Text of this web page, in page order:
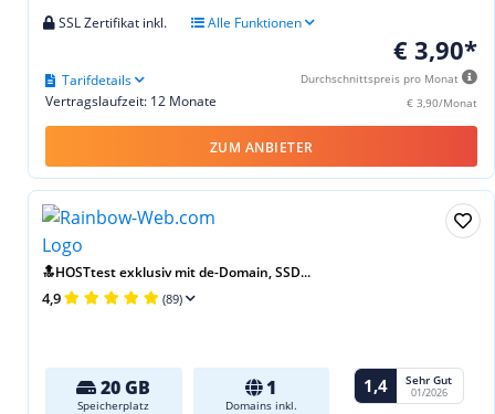
SSL Zertifikat inkl.
Alle Funktionen
€ 3,90*
Durchschnittspreis pro Monat
€ 3,90/Monat
Vertragslaufzeit: 12 Monate
Tarifdetails
ZUM ANBIETER
🔝HOSTtest exklusiv mit de-Domain, SSD...
4,9 (89)
20 GB
Speicherplatz
1
Domains inkl.
1,4 Sehr Gut
01/2026